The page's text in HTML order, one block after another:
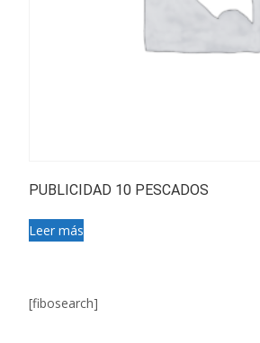
PUBLICIDAD 10 PESCADOS
Leer más
[fibosearch]